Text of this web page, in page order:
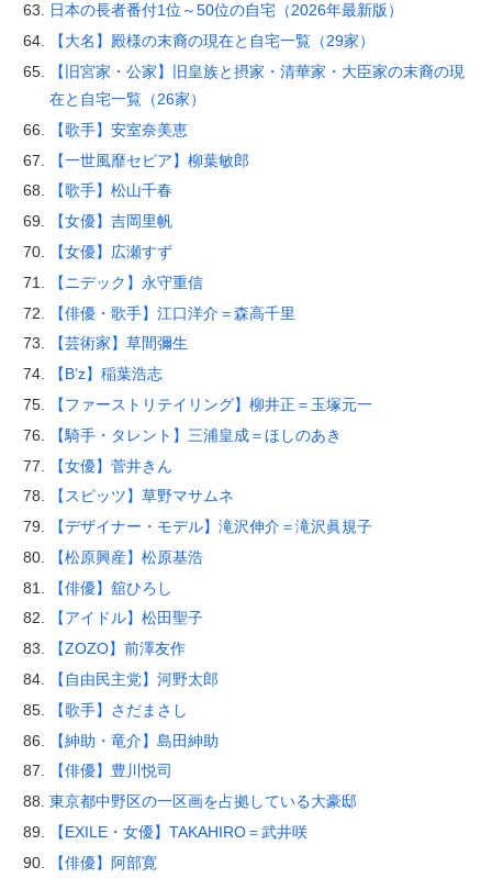
日本の長者番付1位～50位の自宅（2026年最新版）
【大名】殿様の末裔の現在と自宅一覧（29家）
【旧宮家・公家】旧皇族と摂家・清華家・大臣家の末裔の現
在と自宅一覧（26家）
【歌手】安室奈美恵
【一世風靡セピア】柳葉敏郎
【歌手】松山千春
【女優】吉岡里帆
【女優】広瀬すず
【ニデック】永守重信
【俳優・歌手】江口洋介＝森高千里
【芸術家】草間彌生
【B’z】稲葉浩志
【ファーストリテイリング】柳井正＝玉塚元一
【騎手・タレント】三浦皇成＝ほしのあき
【女優】菅井きん
【スピッツ】草野マサムネ
【デザイナー・モデル】滝沢伸介＝滝沢眞規子
【松原興産】松原基浩
【俳優】舘ひろし
【アイドル】松田聖子
【ZOZO】前澤友作
【自由民主党】河野太郎
【歌手】さだまさし
【紳助・竜介】島田紳助
【俳優】豊川悦司
東京都中野区の一区画を占拠している大豪邸
【EXILE・女優】TAKAHIRO＝武井咲
【俳優】阿部寛